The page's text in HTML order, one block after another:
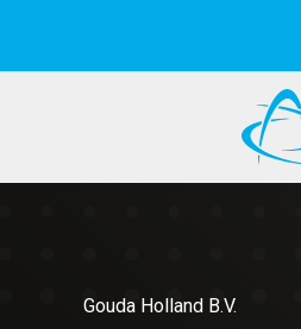
Gouda Holland B.V.